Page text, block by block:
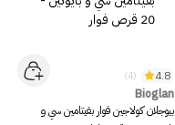
4.8
(4)
Bioglan
بيوجلان كولاجين فوار بفيتامين سي و